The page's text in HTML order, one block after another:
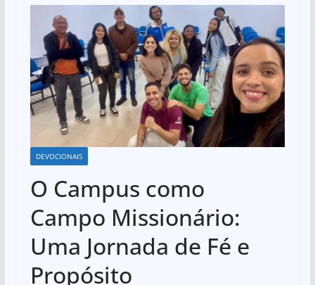
DEVOCIONAIS
O Campus como
Campo Missionário:
Uma Jornada de Fé e
Propósito